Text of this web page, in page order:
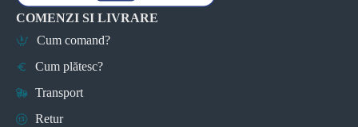
COMENZI SI LIVRARE
Cum comand?
Cum plătesc?
Transport
Retur